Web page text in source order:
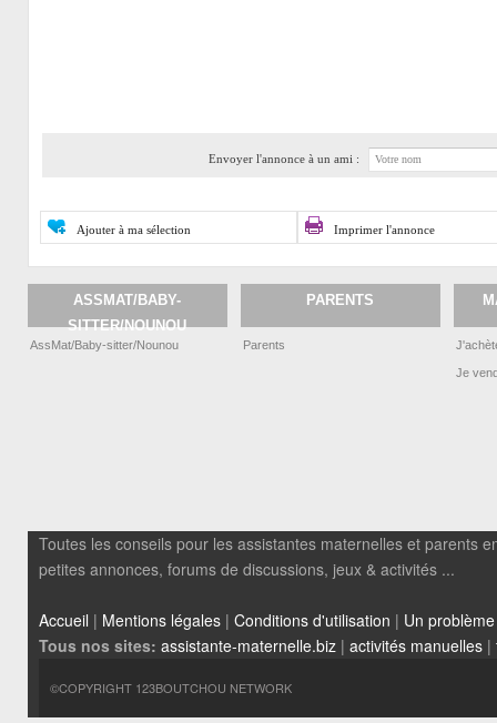
Envoyer l'annonce à un ami :
Ajouter à ma sélection Imprimer l'annonce
ASSMAT/BABY-
SITTER/NOUNOU
AssMat/Baby-sitter/Nounou
PARENTS
Parents
Je
Toutes les conseils pour les assistantes maternelles et parents
petites annonces, forums de discussions, jeux & activités ...
Accueil | Mentions légales | Conditions d'utilisation | Un
Tous nos sites: assistante-maternelle.biz | activités manuelles |
©COPYRIGHT 123BOUTCHOU NETWORK